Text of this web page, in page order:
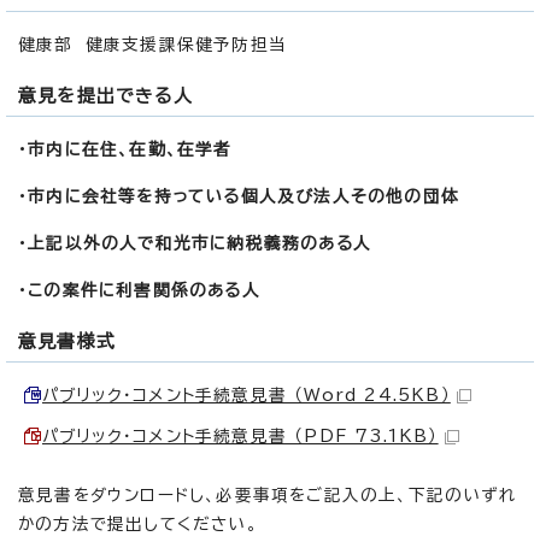
健康部 健康支援課保健予防担当
意見を提出できる人
・市内に在住、在勤、在学者
・市内に会社等を持っている個人及び法人その他の団体
・上記以外の人で和光市に納税義務のある人
・この案件に利害関係のある人
意見書様式
パブリック・コメント手続意見書 （Word 24.5KB）
パブリック・コメント手続意見書 （PDF 73.1KB）
意見書をダウンロードし、必要事項をご記入の上、下記のいずれ
かの方法で提出してください。